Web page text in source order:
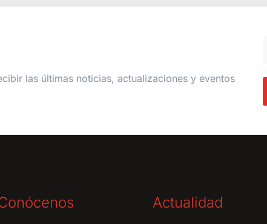
las últimas noticias, actualizaciones y eventos
Actualidad